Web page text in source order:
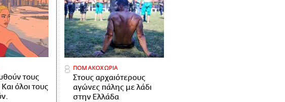
τους
όλοι τους
ΠΟΜΑΚΟΧΩΡΙΑ
Στους αρχαιότερους
αγώνες πάλης με λάδι
στην Ελλάδα